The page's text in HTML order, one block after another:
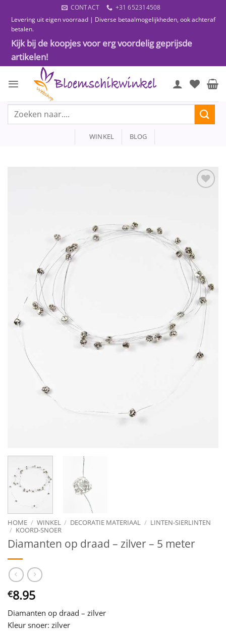
naar
inhoud
CONTACT
+31 652314508
Levering uit eigen voorraad | Diverse betaalmogelijkheden, ook achteraf
betalen.
Kijk bij de koopjes voor erg voordelig geprijsde
artikelen!
Zoeken
WINKEL BLOG
HOME / WINKEL / DECORATIE MATERIAAL / LINTEN-SIERLINTEN
/ KOORD-SNOER
Diamanten op draad – zilver – 5 meter
€8.95
Diamanten op draad – zilver
Kleur snoer: zilver